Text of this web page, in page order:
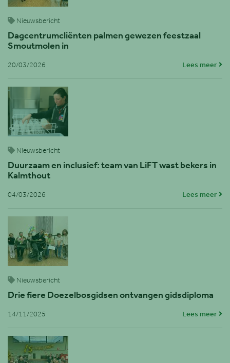
Nieuwsbericht
Dagcentrumcliënten palmen gewezen feestzaal
Smoutmolen in
20/03/2026 Lees meer
Nieuwsbericht
Duurzaam en inclusief: team van LiFT wast bekers in
Kalmthout
04/03/2026 Lees meer
Nieuwsbericht
Drie fiere Doezelbosgidsen ontvangen gidsdiploma
14/11/2025 Lees meer